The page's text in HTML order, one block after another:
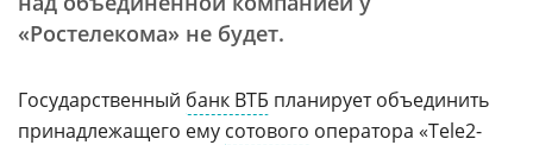
«Ростелекома» не будет.
Государственный банк ВТБ планирует объединить
принадлежащего ему сотового оператора «Tele2-